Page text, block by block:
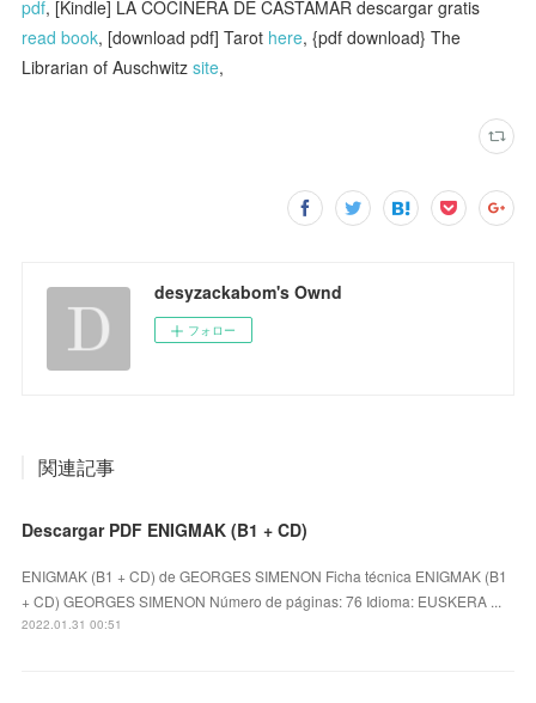
pdf, [Kindle] LA COCINERA DE CASTAMAR descargar gratis
read book, [download pdf] Tarot here, {pdf download} The
Librarian of Auschwitzsite,
desyzackabom's Ownd
フォロー
関連記事
Descargar PDF ENIGMAK (B1 + CD)
ENIGMAK (B1 + CD) de GEORGES SIMENON Ficha técnica ENIGMAK (B1
+ CD) GEORGES SIMENON Número de páginas: 76 Idioma: EUSKERA ...
2022.01.31 00:51